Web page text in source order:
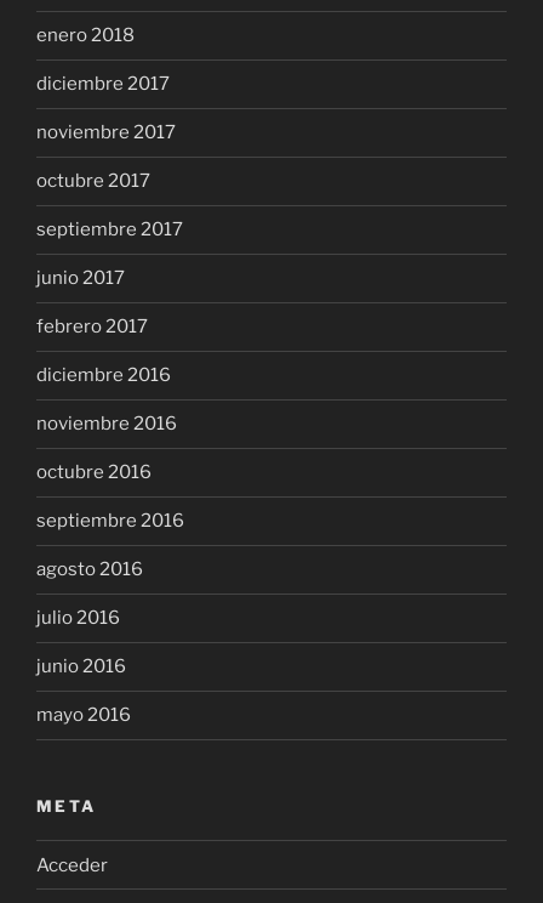
enero 2018
diciembre 2017
noviembre 2017
octubre 2017
septiembre 2017
junio 2017
febrero 2017
diciembre 2016
noviembre 2016
octubre 2016
septiembre 2016
agosto 2016
julio 2016
junio 2016
mayo 2016
META
Acceder